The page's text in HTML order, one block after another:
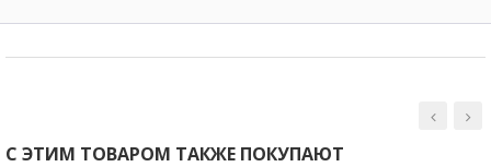
С ЭТИМ ТОВАРОМ ТАКЖЕ ПОКУПАЮТ